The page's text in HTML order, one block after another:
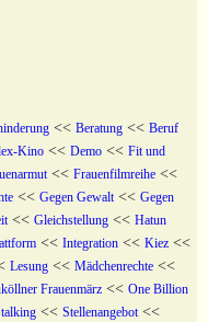
<< Beratung << Beruf
Kino << Demo << Fit und
<< Frauenfilmreihe <<
<< Gegen Gewalt<< Gegen
<< Gleichstellung << Hatun
<< Integration << Kiez <<
Lesung << Mädchenrechte <<
Frauenmärz << One Billion
<< Stellenangebot<<